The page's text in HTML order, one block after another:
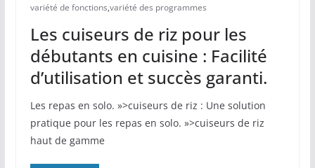
variété de fonctions,variété des programmes
Les cuiseurs de riz pour les
débutants en cuisine : Facilité
d’utilisation et succès garanti.
Les repas en solo. »>cuiseurs de riz : Une solution
pratique pour les repas en solo. »>cuiseurs de riz
haut de gamme